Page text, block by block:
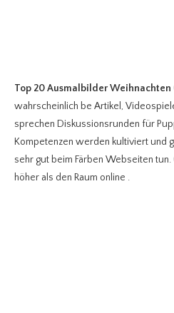
Top 20 Ausmalbilder Weihnachten
wahrscheinlich be Artikel,
sprechen Diskussionsrunden für
Kompetenzen werden kultiviert und
sehr gut beim Färben Webseiten
höher als den Raum online .